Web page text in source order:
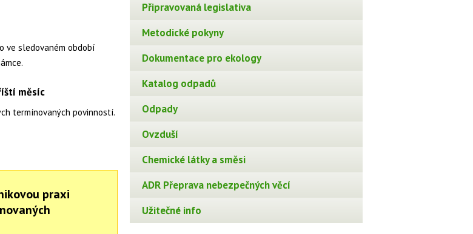
ve sledovaném období
měsíc
termínovaných povinností.
praxi
Připravovaná legislativa
Metodické pokyny
Dokumentace pro ekology
Katalog odpadů
Odpady
Ovzduší
Chemické látky a směsi
ADR Přeprava nebezpečných věcí
Užitečné info